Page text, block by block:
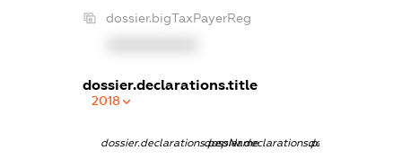
dossier.bigTaxPayerReg
dossier.declarations.title
2018
dossier.declarations.pepNamedossier.declarations.personName